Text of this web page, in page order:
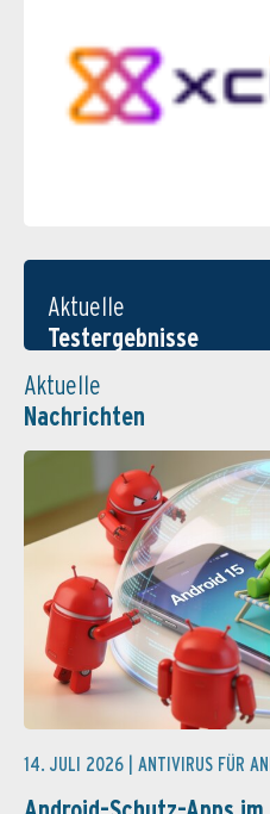
Aktuelle
Testergebnisse
Aktuelle
Nachrichten
14. JULI 2026 | ANTIVIRUS FÜR